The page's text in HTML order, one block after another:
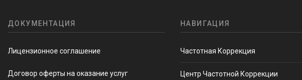
ДОКУМЕНТАЦИЯ
Лицензионное соглашение
Договор оферты на оказание услуг
НАВИГАЦИЯ
Частотная Коррекция
Центр Частотной Коррекции